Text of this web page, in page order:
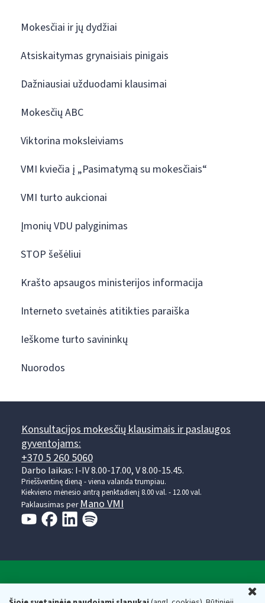
Mokesčiai ir jų dydžiai
Atsiskaitymas grynaisiais pinigais
Dažniausiai užduodami klausimai
Mokesčių ABC
Viktorina moksleiviams
VMI kviečia į „Pasimatymą su mokesčiais“
VMI turto aukcionai
Įmonių VDU palyginimas
STOP šešėliui
Krašto apsaugos ministerijos informacija
Interneto svetainės atitikties paraiška
Ieškome turto savininkų
Nuorodos
Konsultacijos mokesčių klausimais ir paslaugos
gyventojams:
+370 5 260 5060
Darbo laikas: I-IV 8.00-17.00, V 8.00-15.45.
Prieššventinę dieną - viena valanda trumpiau.
Kiekvieno mėnesio antrą penktadienį 8.00 val. - 12.00 val.
Paklausimas per Mano VMI